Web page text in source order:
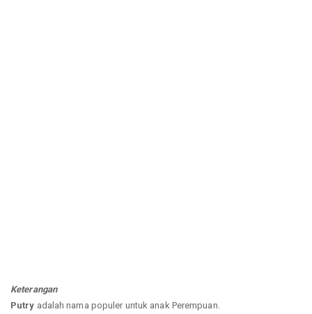
Keterangan
Putry adalah nama populer untuk anak Perempuan.